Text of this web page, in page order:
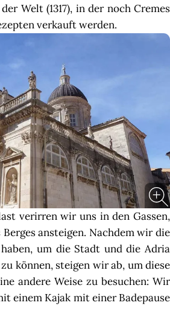
Welt (1317), in der noch Cremes
verkauft werden.
verirren wir uns in den Gassen,
ansteigen. Nachdem wir die
um die Stadt und die Adria
können, steigen wir ab, um diese
andere Weise zu besuchen: Wir
einem Kajak mit einer Badepause